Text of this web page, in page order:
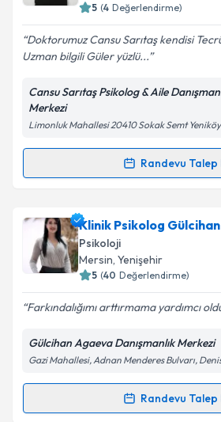
Kişisel verilerimin işlenmesine
kapsamda işlenmesini kabul
Takvim Talebini
5 (4 Değerlendirme)
Doktorumuz Cansu Sarıtaş kendisi
Uzman bilgili Güler yüzlü...
Cansu Sarıtaş Psikolog & Aile
Merkezi
Limonluk Mahallesi 20410 Sokak Semt
Randevu Talep
Randevu Takvimi Talebi
Psk. Cansu Sarıtaşiçin randevu
oluşturun. Size bu uzmandan
takvim hazırlandığında e-posta
Kişisel verilerimin
Metni'ni okudum ve kişisel
kapsamda işlenmesini kabul
Klinik Psikolog
Psikoloji
Mersin, Yenişehir
5 (40 Değerlendirme)
Farkındalığımı arttırmama yardımcı
Gülcihan Agaeva Danışmanlık Merkezi
Gazi Mahallesi, Adnan Menderes Bulvarı,
Randevu Talep
Randevu Takvimi Talebi